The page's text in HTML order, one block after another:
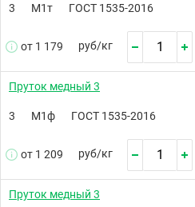
3 М1т ГОСТ 1535-2016
от 1 179 руб/кг
Пруток медный 3
3 М1ф ГОСТ 1535-2016
от 1 209 руб/кг
Пруток медный 3